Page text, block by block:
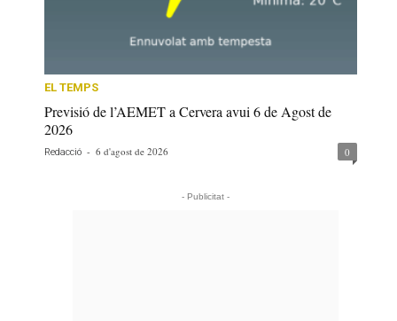
EL TEMPS
Previsió de l’AEMET a Cervera avui 6 de Agost de
2026
Redacció - 6 d'agost de 2026 0
- Publicitat -